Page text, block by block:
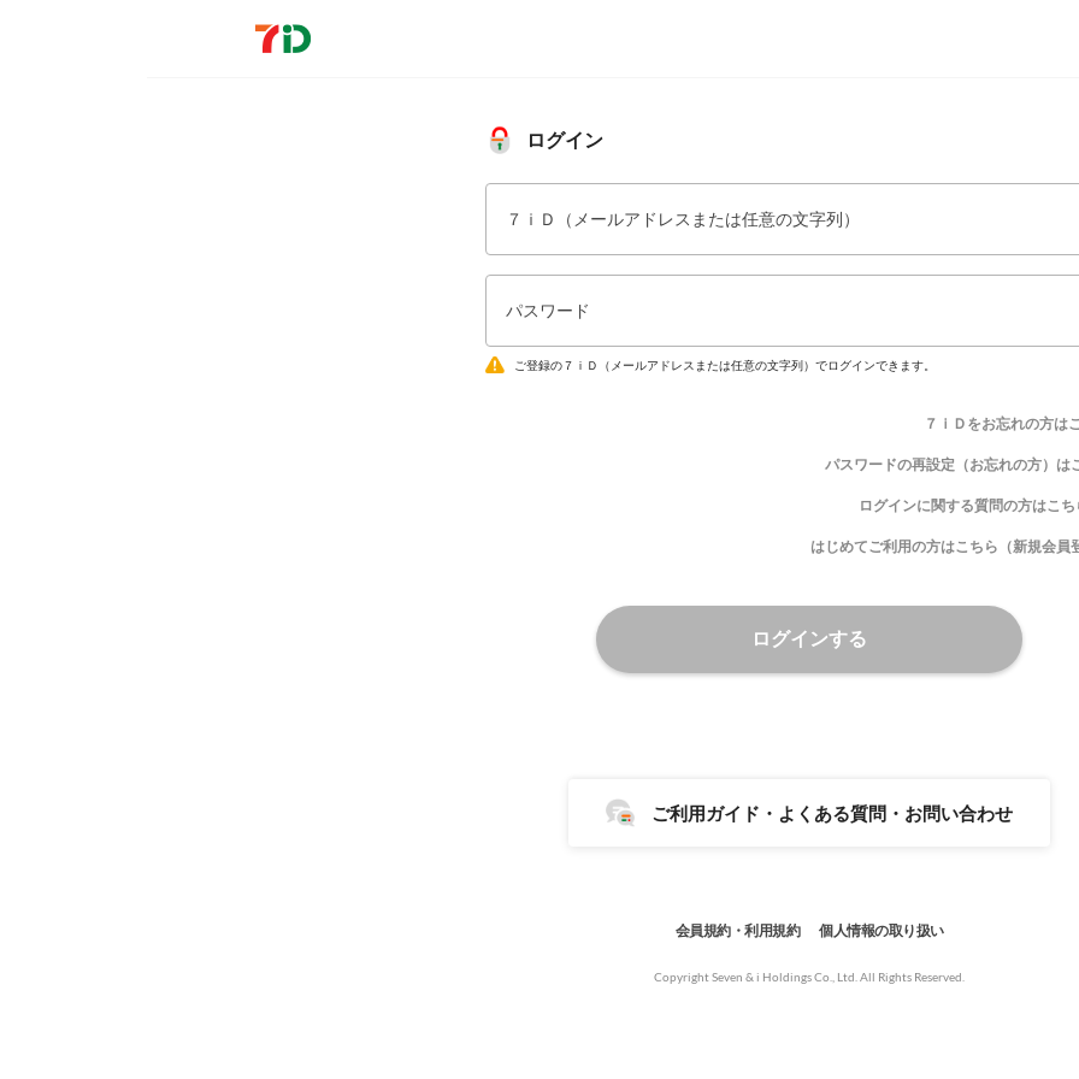
ログイン
７ｉＤ（メールアドレスまたは任意の文字列）
パスワード
ご登録の７ｉＤ（メールアドレスまたは任意の文字列）でログインできます。
７ｉＤをお忘れの方は
パスワードの再設定（お忘れの方）は
ログインに関する質問の方はこち
はじめてご利用の方はこちら（新規会員
ログインする
ご利用ガイド・よくある質問・お問い合わせ
会員規約・利用規約 個人情報の取り扱い
Copyright Seven & i Holdings Co., Ltd. All Rights Reserved.